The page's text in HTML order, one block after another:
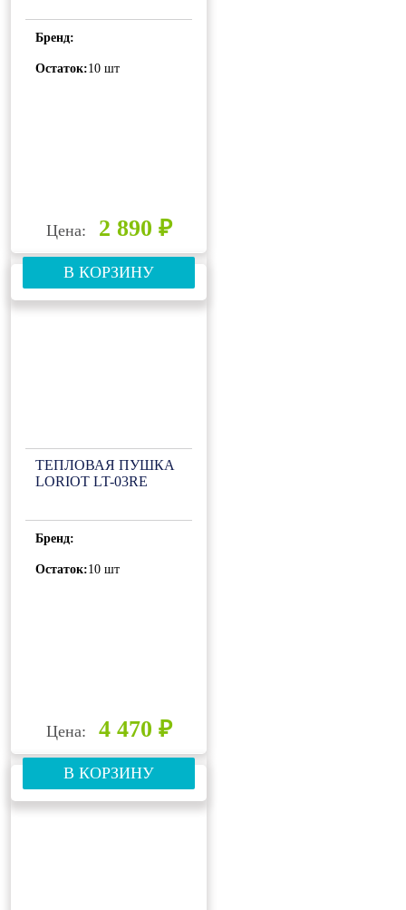
Бренд:
Остаток:10 шт
Цена: 2 890 ₽
В КОРЗИНУ
ТЕПЛОВАЯ ПУШКА
LORIOT LT-03RE
Бренд:
Остаток:10 шт
Цена: 4 470 ₽
В КОРЗИНУ